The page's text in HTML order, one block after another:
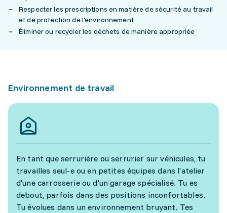
Respecter les prescriptions en matière de sécurité au travail
et de protection de l'environnement
Éliminer ou recycler les déchets de manière appropriée
Environnement de travail
En tant que serrurière ou serrurier sur véhicules, tu
travailles seul-e ou en petites équipes dans l'atelier
d'une carrosserie ou d'un garage spécialisé. Tu es
debout, parfois dans des positions inconfortables.
Tu évolues dans un environnement bruyant. Tes